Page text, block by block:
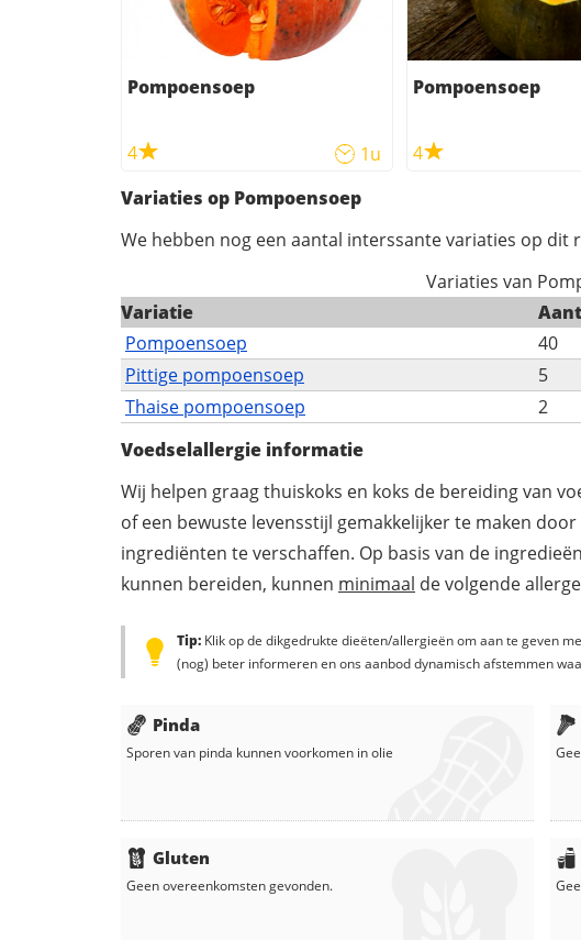
Pompoensoep
4 1u
Pompoensoep
4
Variaties op Pompoensoep
We hebben nog een aantal interssante variaties op dit
Variaties van
Variatie
Pompoensoep
40
Pittige pompoensoep
5
Thaise pompoensoep
2
Voedselallergie informatie
Wij helpen graag thuiskoks en koks de bereiding van
of een bewuste levensstijl gemakkelijker te maken
ingrediënten te verschaffen. Op basis van de
kunnen bereiden, kunnen minimaal de volgende
Tip: Klik op de dikgedrukte dieëten/allergieën om aan te geven
(nog) beter informeren en ons aanbod dynamisch afstemmen
Pinda
Sporen van pinda kunnen voorkomen inolie
Gluten
Geen overeenkomsten gevonden.